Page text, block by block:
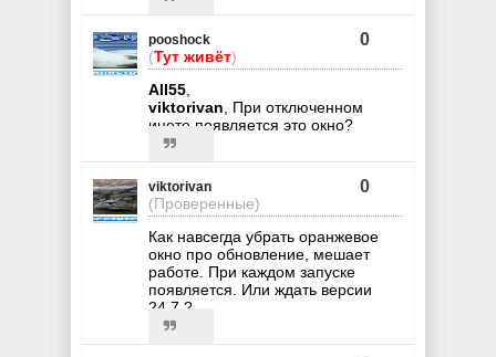
pooshock
(Тут живёт)
0
All55
viktorivan , При отключенном
инете появляется это окно?
viktorivan
(Проверенные)
0
Как навсегда убрать оранжевое
окно про обновление, мешает
работе. При каждом запуске
появляется. Или ждать версии
24.7 ?